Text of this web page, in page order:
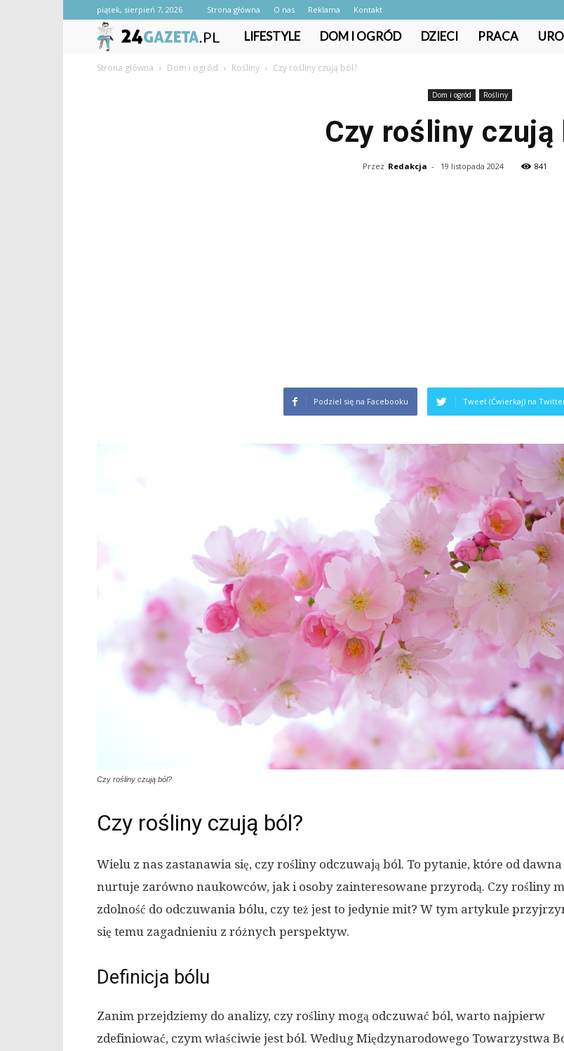
piątek, sierpień 7, 2026 Strona główna O nas Reklama Kontakt
24gazeta.pl
LIFESTYLE DOM I OGRÓD DZIECI PRACA
Strona główna Dom i ogród Rośliny Czy rośliny czują ból?
Dom i ogród Rośliny
Czy rośliny czują
Przez Redakcja - 19 listopada 2024 841
Podziel się na Facebooku Tweet (Ćwierkaj) na
Czy rośliny czują ból?
Czy rośliny czują ból?
Wielu z nas zastanawia się, czy rośliny odczuwają ból. To pytanie, które od dawna
nurtuje zarówno naukowców, jak i osoby zainteresowane przyrodą. Czy rośliny
zdolność do odczuwania bólu, czy też jest to jedynie mit? W tym artykule
się temu zagadnieniu z różnych perspektyw.
Definicja bólu
Zanim przejdziemy do analizy, czy rośliny mogą odczuwać ból, warto najpierw
zdefiniować, czym właściwie jest ból. Według Międzynarodowego Towarzystwa